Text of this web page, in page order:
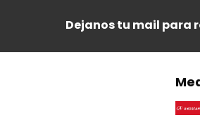
Dejanos tu mail para